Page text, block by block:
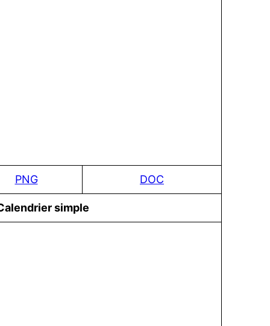
PNG DOC
simple